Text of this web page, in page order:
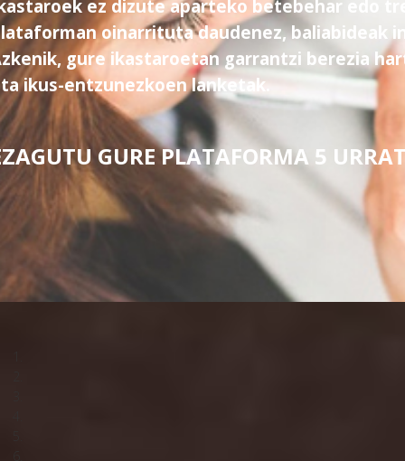
ez dizute aparteko betebehar edo
oinarrituta daudenez, baliabideak
gure ikastaroetan garrantzi berezia
ikus-entzunezkoen lanketak.
GURE PLATAFORMA 5